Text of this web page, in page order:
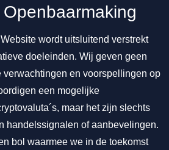
wordt uitsluitend verstrekt
doeleinden. Wij geven geen
verwachtingen en voorspellingen op
een mogelijke
maar het zijn slechts
handelssignalen of aanbevelingen.
bol waarmee we in de toekomst